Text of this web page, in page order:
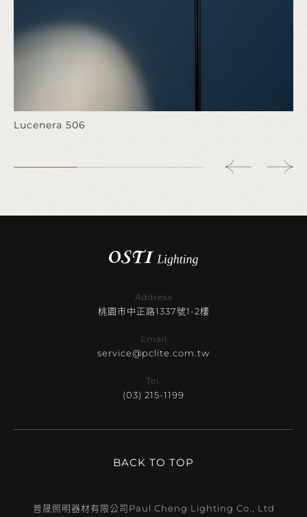
Lucenera 506
Address
桃園市中正路1337號1-2樓
Email
service@pclite.com.tw
Tel.
(03) 215-1199
BACK TO TOP
普晟照明器材有限公司Paul Cheng Lighting Co., Ltd